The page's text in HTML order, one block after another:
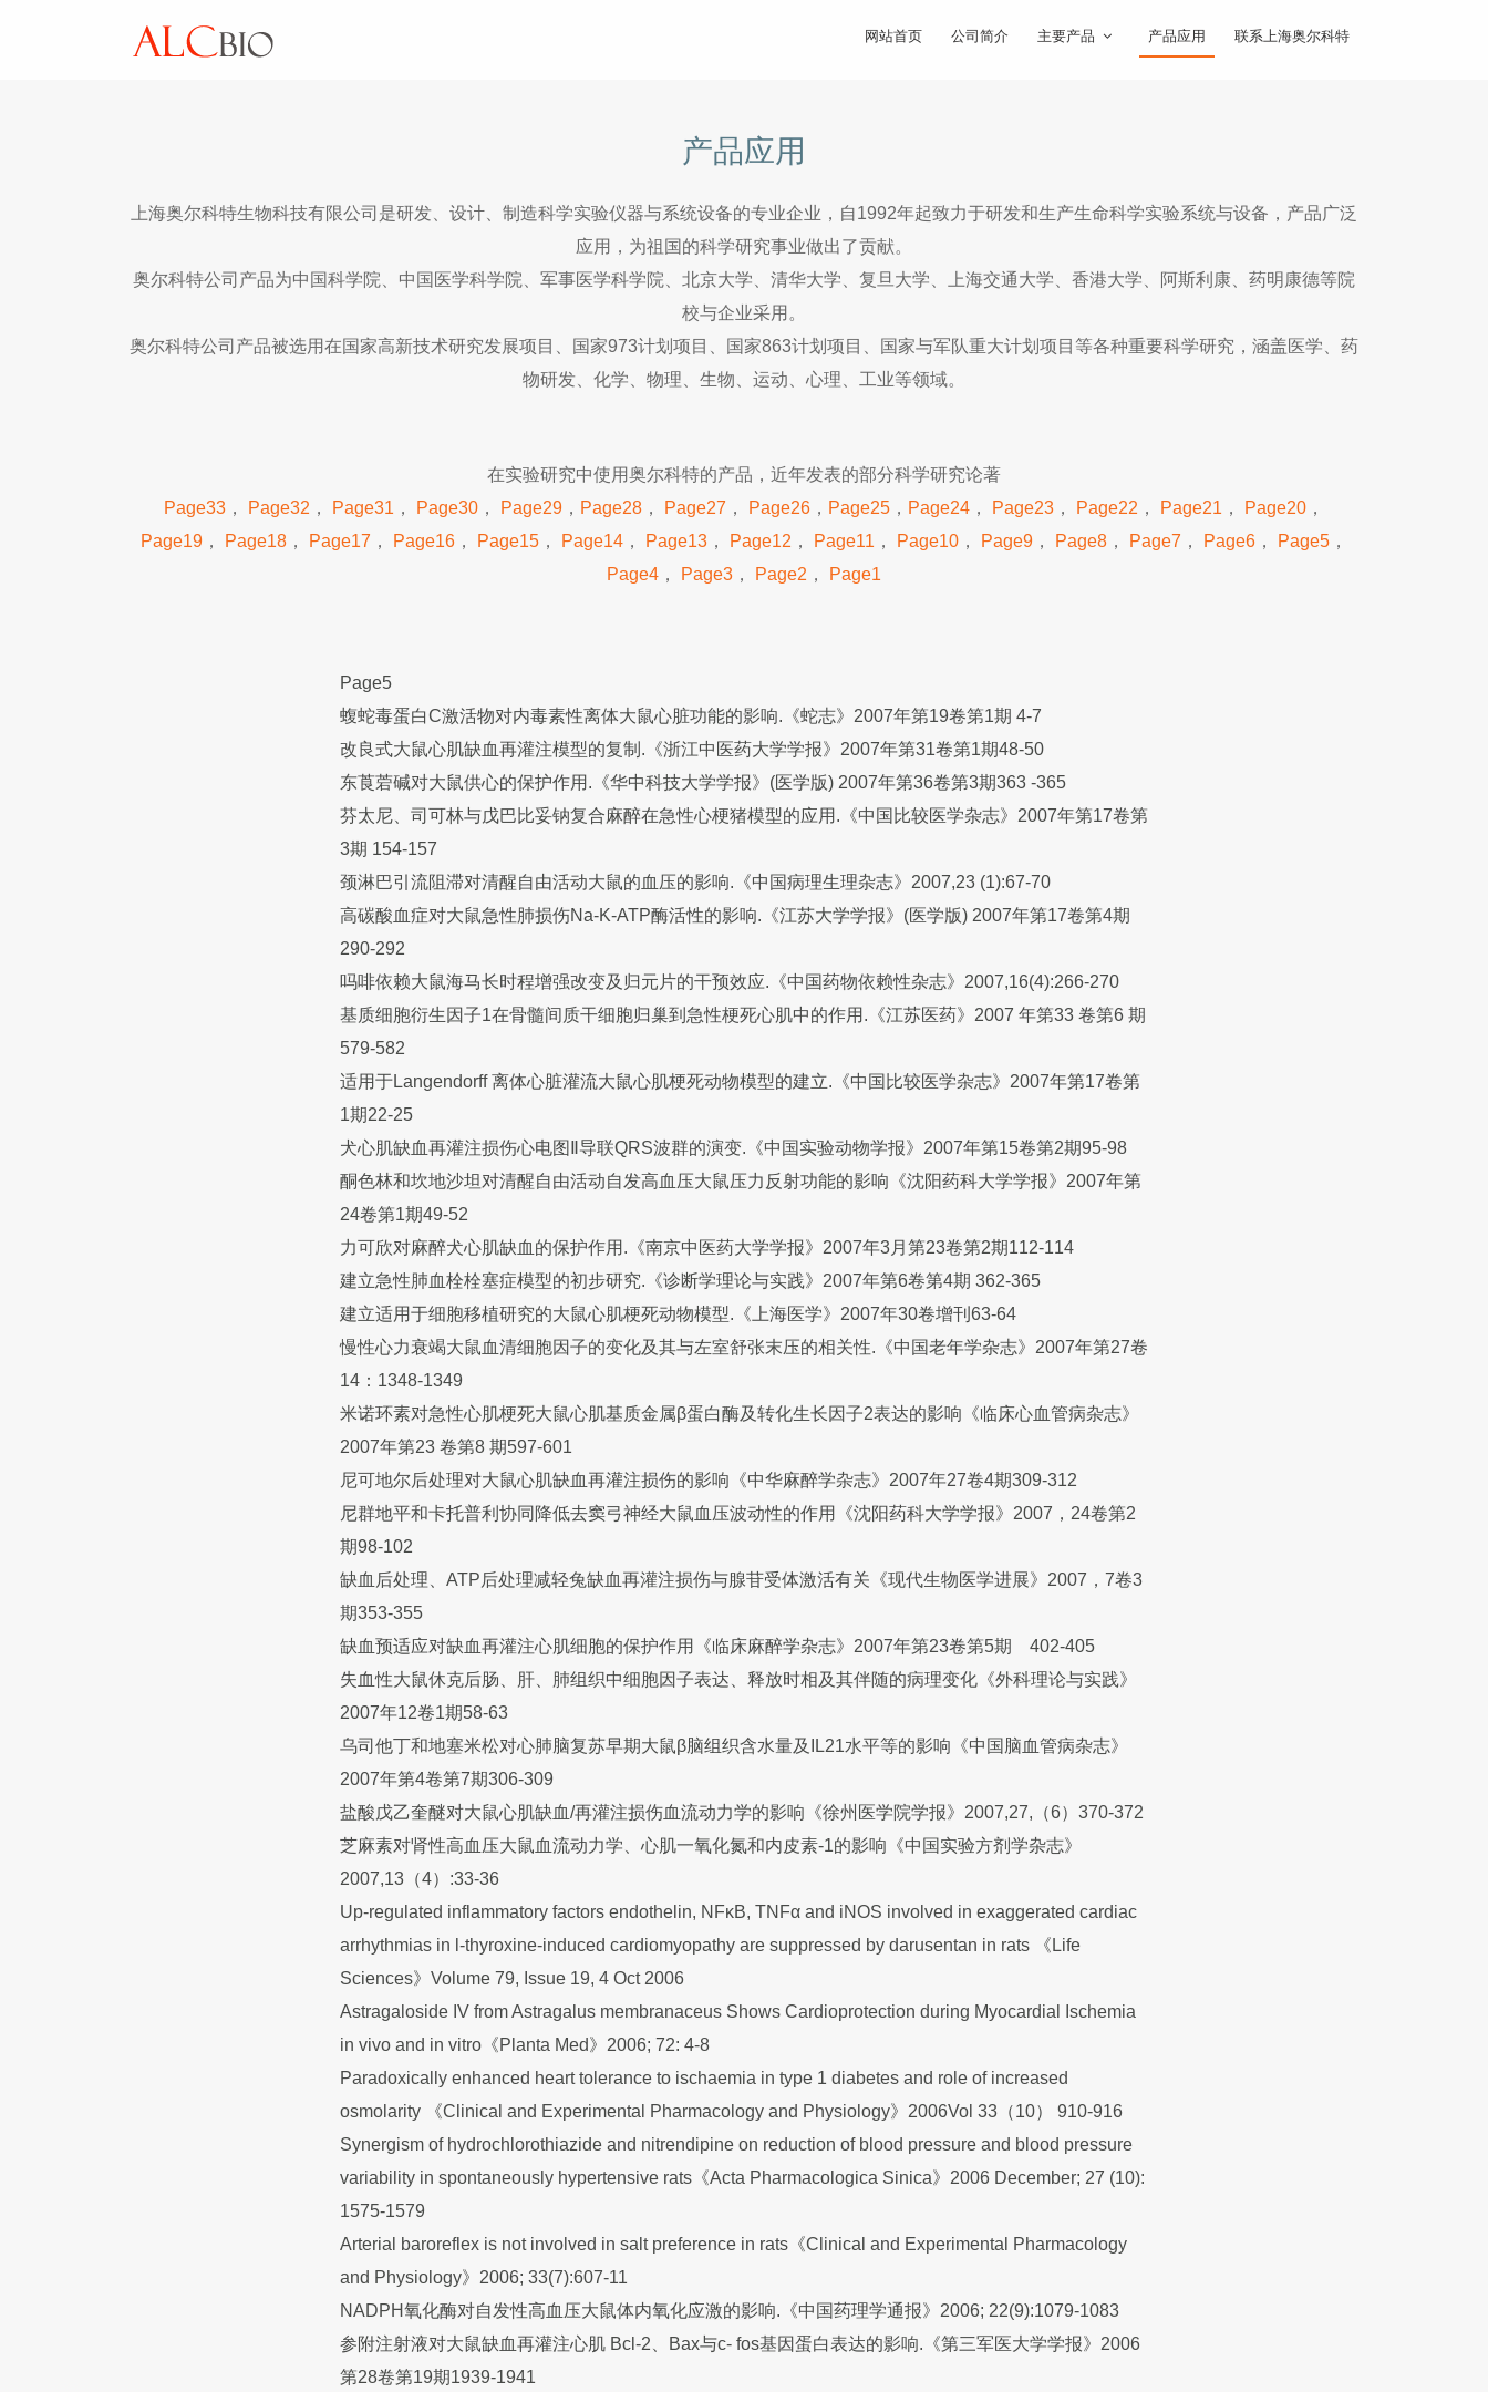
网站首页 公司简介 主要产品 产品应用 联系上海奥尔科特
产品应用
上海奥尔科特生物科技有限公司是研发、设计、制造科学实验仪器与系统设备的专业企业，自1992年起致力于研发和生产生命科学实验系统与设备，产品广泛
应用，为祖国的科学研究事业做出了贡献。
奥尔科特公司产品为中国科学院、中国医学科学院、军事医学科学院、北京大学、清华大学、复旦大学、上海交通大学、香港大学、阿斯利康、药明康德等院
校与企业采用。
奥尔科特公司产品被选用在国家高新技术研究发展项目、国家973计划项目、国家863计划项目、国家与军队重大计划项目等各种重要科学研究，涵盖医学、药
物研发、化学、物理、生物、运动、心理、工业等领域。
在实验研究中使用奥尔科特的产品，近年发表的部分科学研究论著
Page33 ， Page32 ， Page31 ， Page30 ， Page29 ， Page28 ， Page27 ， Page26 ， Page25 ， Page24 ， Page23 ， Page22 ， Page21 ， Page20 ，
Page19 ， Page18 ， Page17 ， Page16 ， Page15 ， Page14 ， Page13 ， Page12 ， Page11 ， Page10 ， Page9 ， Page8 ， Page7 ， Page6 ， Page5 ，
Page4 ， Page3 ， Page2 ， Page1
Page5
蝮蛇毒蛋白C激活物对内毒素性离体大鼠心脏功能的影响.《蛇志》2007年第19卷第1期 4-7
改良式大鼠心肌缺血再灌注模型的复制.《浙江中医药大学学报》2007年第31卷第1期48-50
东莨菪碱对大鼠供心的保护作用.《华中科技大学学报》(医学版) 2007年第36卷第3期363 -365
芬太尼、司可林与戊巴比妥钠复合麻醉在急性心梗猪模型的应用.《中国比较医学杂志》2007年第17卷第
3期 154-157
颈淋巴引流阻滞对清醒自由活动大鼠的血压的影响.《中国病理生理杂志》2007,23 (1):67-70
高碳酸血症对大鼠急性肺损伤Na-K-ATP酶活性的影响.《江苏大学学报》(医学版) 2007年第17卷第4期
290-292
吗啡依赖大鼠海马长时程增强改变及归元片的干预效应.《中国药物依赖性杂志》2007,16(4):266-270
基质细胞衍生因子1在骨髓间质干细胞归巢到急性梗死心肌中的作用.《江苏医药》2007 年第33 卷第6 期
579-582
适用于Langendorff 离体心脏灌流大鼠心肌梗死动物模型的建立.《中国比较医学杂志》2007年第17卷第
1期22-25
犬心肌缺血再灌注损伤心电图Ⅱ导联QRS波群的演变.《中国实验动物学报》2007年第15卷第2期95-98
酮色林和坎地沙坦对清醒自由活动自发高血压大鼠压力反射功能的影响《沈阳药科大学学报》2007年第
24卷第1期49-52
力可欣对麻醉犬心肌缺血的保护作用.《南京中医药大学学报》2007年3月第23卷第2期112-114
建立急性肺血栓栓塞症模型的初步研究.《诊断学理论与实践》2007年第6卷第4期 362-365
建立适用于细胞移植研究的大鼠心肌梗死动物模型.《上海医学》2007年30卷增刊63-64
慢性心力衰竭大鼠血清细胞因子的变化及其与左室舒张末压的相关性.《中国老年学杂志》2007年第27卷
14：1348-1349
米诺环素对急性心肌梗死大鼠心肌基质金属β蛋白酶及转化生长因子2表达的影响《临床心血管病杂志》
2007年第23 卷第8 期597-601
尼可地尔后处理对大鼠心肌缺血再灌注损伤的影响《中华麻醉学杂志》2007年27卷4期309-312
尼群地平和卡托普利协同降低去窦弓神经大鼠血压波动性的作用《沈阳药科大学学报》2007，24卷第2
期98-102
缺血后处理、ATP后处理减轻兔缺血再灌注损伤与腺苷受体激活有关《现代生物医学进展》2007，7卷3
期353-355
缺血预适应对缺血再灌注心肌细胞的保护作用《临床麻醉学杂志》2007年第23卷第5期 402-405
失血性大鼠休克后肠、肝、肺组织中细胞因子表达、释放时相及其伴随的病理变化《外科理论与实践》
2007年12卷1期58-63
乌司他丁和地塞米松对心肺脑复苏早期大鼠β脑组织含水量及IL21水平等的影响《中国脑血管病杂志》
2007年第4卷第7期306-309
盐酸戊乙奎醚对大鼠心肌缺血/再灌注损伤血流动力学的影响《徐州医学院学报》2007,27,（6）370-372
芝麻素对肾性高血压大鼠血流动力学、心肌一氧化氮和内皮素-1的影响《中国实验方剂学杂志》
2007,13（4）:33-36
Up-regulated inflammatory factors endothelin, NFκB, TNFα and iNOS involved in exaggerated cardiac
arrhythmias in l-thyroxine-induced cardiomyopathy are suppressed by darusentan in rats 《Life
Sciences》Volume 79, Issue 19, 4 Oct 2006
Astragaloside IV from Astragalus membranaceus Shows Cardioprotection during Myocardial Ischemia
in vivo and in vitro《Planta Med》2006; 72: 4-8
Paradoxically enhanced heart tolerance to ischaemia in type 1 diabetes and role of increased
osmolarity 《Clinical and Experimental Pharmacology and Physiology》2006Vol 33（10） 910-916
Synergism of hydrochlorothiazide and nitrendipine on reduction of blood pressure and blood pressure
variability in spontaneously hypertensive rats《Acta Pharmacologica Sinica》2006 December; 27 (10):
1575-1579
Arterial baroreflex is not involved in salt preference in rats《Clinical and Experimental Pharmacology
and Physiology》2006; 33(7):607-11
NADPH氧化酶对自发性高血压大鼠体内氧化应激的影响.《中国药理学通报》2006; 22(9):1079-1083
参附注射液对大鼠缺血再灌注心肌 Bcl-2、Bax与c- fos基因蛋白表达的影响.《第三军医大学学报》2006
第28卷第19期1939-1941